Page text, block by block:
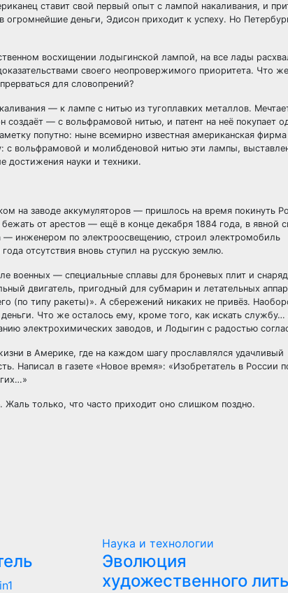
ставит свой первый опыт с лампой накаливания, и
огромнейшие деньги, Эдисон приходит к успеху. Но
восхищении лодыгинской лампой, на все лады
своего неопровержимого приоритета. Что
для словопрений?
— к лампе с нитью из тугоплавких металлов.
— с вольфрамовой нитью, и патент на неё покупает
попутно: ныне всемирно известная американская фирма
с вольфрамовой и молибденовой нитью эти лампы,
достижения науки и техники.
на заводе аккумуляторов — пришлось на время покинуть
от арестов — ещё в конце декабря 1884 года, в явной
— инженером по электроосвещению, строил электромобиль
отсутствия вновь ступил на русскую землю.
военных — специальные сплавы для броневых плит и
двигатель, пригодный для субмарин и летательных
(по типу ракеты)». А сбережений никаких не привёз.
Что же осталось ему, кроме того, как искать службу…
электрохимических заводов, и Лодыгин с радостью
в Америке, где на каждом шагу прославлялся удачливый
Написал в газете «Новое время»: «Изобретатель в России
Жаль только, что часто приходит оно слишком поздно.
Наука и технологии
Эволюция
художественного